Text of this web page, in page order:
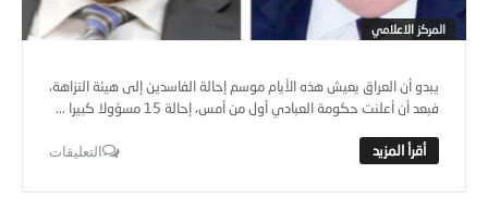
المركز الاعلامي
يبدو أن العراق يعيش هذه الأيام موسم إحالة الفاسدين إلى هيئة النزاهة،
فبعد أن أعلنت حكومة العبادي أول من أمس، إحالة 15 مسؤولا كبيرا ...
التعليقات